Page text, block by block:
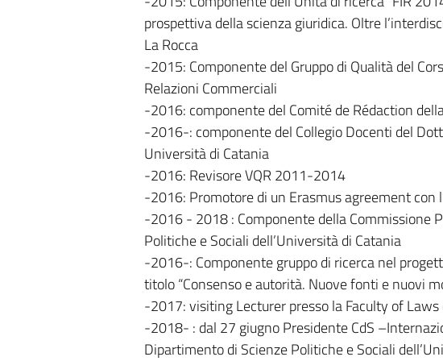
prospettiva della scienza giuridica. Oltre
La Rocca
-2015: Componente del Gruppo di Qualità del
Relazioni Commerciali
-2016: componente del Comité de Rédaction
-2016-: componente del Collegio Docenti del
Università di Catania
-2016: Revisore VQR 2011-2014
-2016: Promotore di un Erasmus agreement con
-2016 - 2018 : Componente della Commissione
Politiche e Sociali dell’Università di Catania
-2016-: Componente gruppo di ricerca nel
titolo “Consenso e autorità. Nuove fonti e nuovi
-2017: visiting Lecturer presso la Faculty of
-2018- : dal 27 giugno Presidente CdS
Dipartimento di Scienze Politiche e Sociali